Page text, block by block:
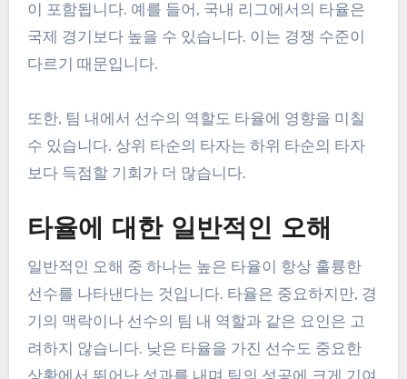
이 포함됩니다. 예를 들어, 국내 리그에서의 타율은
국제 경기보다 높을 수 있습니다. 이는 경쟁 수준이
다르기 때문입니다.
또한, 팀 내에서 선수의 역할도 타율에 영향을 미칠
수 있습니다. 상위 타순의 타자는 하위 타순의 타자
보다 득점할 기회가 더 많습니다.
타율에 대한 일반적인 오해
일반적인 오해 중 하나는 높은 타율이 항상 훌륭한
선수를 나타낸다는 것입니다. 타율은 중요하지만, 경
기의 맥락이나 선수의 팀 내 역할과 같은 요인은 고
려하지 않습니다. 낮은 타율을 가진 선수도 중요한
상황에서 뛰어난 성과를 내며 팀의 성공에 크게 기여